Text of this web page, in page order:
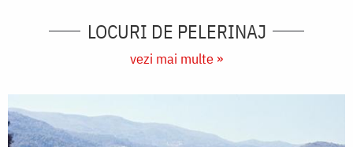
LOCURI DE PELERINAJ
vezi mai multe »